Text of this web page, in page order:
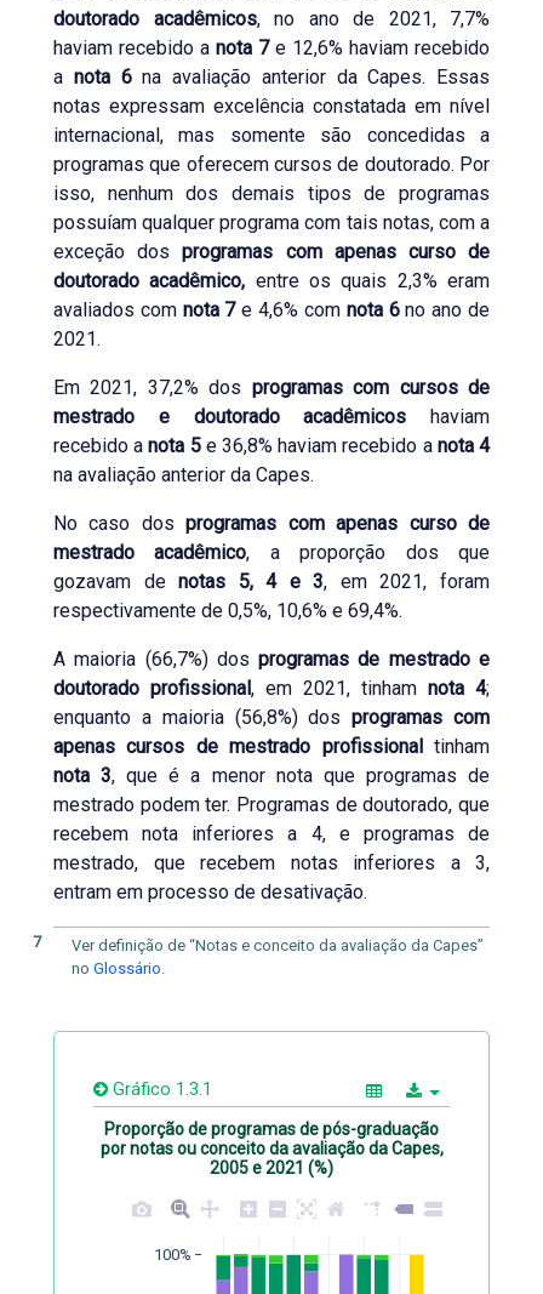
doutorado acadêmicos, no ano de 2021, 7,7%
haviam recebido a nota 7e 12,6% haviam recebido
a nota 6na avaliação anterior da Capes. Essas
notas expressam excelência constatada em nível
internacional, mas somente são concedidas a
programas que oferecem cursos de doutorado. Por
isso, nenhum dos demais tipos de programas
possuíam qualquer programa com tais notas, com a
exceção dosprogramas com apenas curso de
doutorado acadêmico, entre os quais 2,3% eram
avaliados com nota 7e 4,6% com nota 6no ano de
2021.
Em 2021, 37,2% dos programas com cursos de
mestrado e doutorado acadêmicos haviam
recebido anota 5e 36,8% haviam recebido a nota 4
na avaliação anterior da Capes.
No caso dosprogramas com apenas curso de
mestrado acadêmico, a proporção dos que
gozavam denotas 5, 4 e 3, em 2021, foram
respectivamente de 0,5%, 10,6% e 69,4%.
A maioria (66,7%) dosprogramas de mestrado e
doutorado profissional, em 2021, tinham nota 4;
enquanto a maioria (56,8%) dosprogramas com
apenas cursos de mestrado profissionaltinham
nota 3, que é a menor nota que programas de
mestrado podem ter. Programas de doutorado, que
recebem nota inferiores a 4, e programas de
mestrado, que recebem notas inferiores a 3,
entram em processo de desativação.
7
Ver definição de “Notas e conceito da avaliação da Capes”
no Glossário.
Gráfico 1.3.1
Proporção de programas de pós-graduação
por notas ou conceito da avaliação da Capes,
2005 e 2021 (%)
100%